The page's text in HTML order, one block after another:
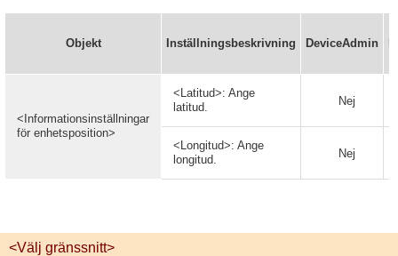
Objekt Inställningsbeskrivning DeviceAdmin
<Informationsinställningar
för enhetsposition>
<Latitud>: Ange
latitud.
Nej
<Longitud>: Ange
longitud.
Nej
<Välj gränssnitt>